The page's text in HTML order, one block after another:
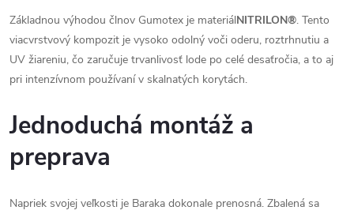
Základnou výhodou člnov Gumotex je materiálNITRILON®. Tento
viacvrstvový kompozit je vysoko odolný voči oderu, roztrhnutiu a
UV žiareniu, čo zaručuje trvanlivosť lode po celé desaťročia, a to aj
pri intenzívnom používaní v skalnatých korytách.
Jednoduchá montáž a
preprava
Napriek svojej veľkosti je Baraka dokonale prenosná. Zbalená sa